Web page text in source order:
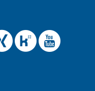
Daten sind sind in